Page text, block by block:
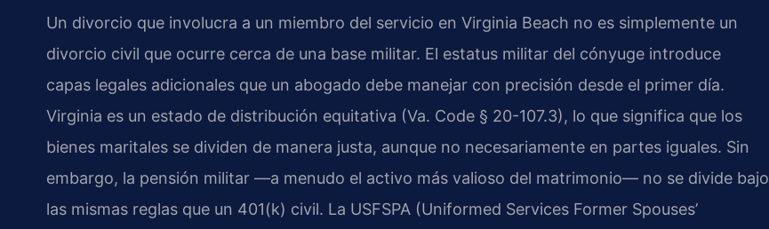
Un divorcio que involucra a un miembro del servicio en Virginia Beach no es simplemente un
divorcio civil que ocurre cerca de una base militar. El estatus militar del cónyuge introduce
capas legales adicionales que un abogado debe manejar con precisión desde el primer día.
Virginia es un estado de distribución equitativa (Va. Code § 20-107.3), lo que significa que los
bienes maritales se dividen de manera justa, aunque no necesariamente en partes iguales. Sin
embargo, la pensión militar —a menudo el activo más valioso del matrimonio— no se divide bajo
las mismas reglas que un 401(k) civil. La USFSPA (Uniformed Services Former Spouses’